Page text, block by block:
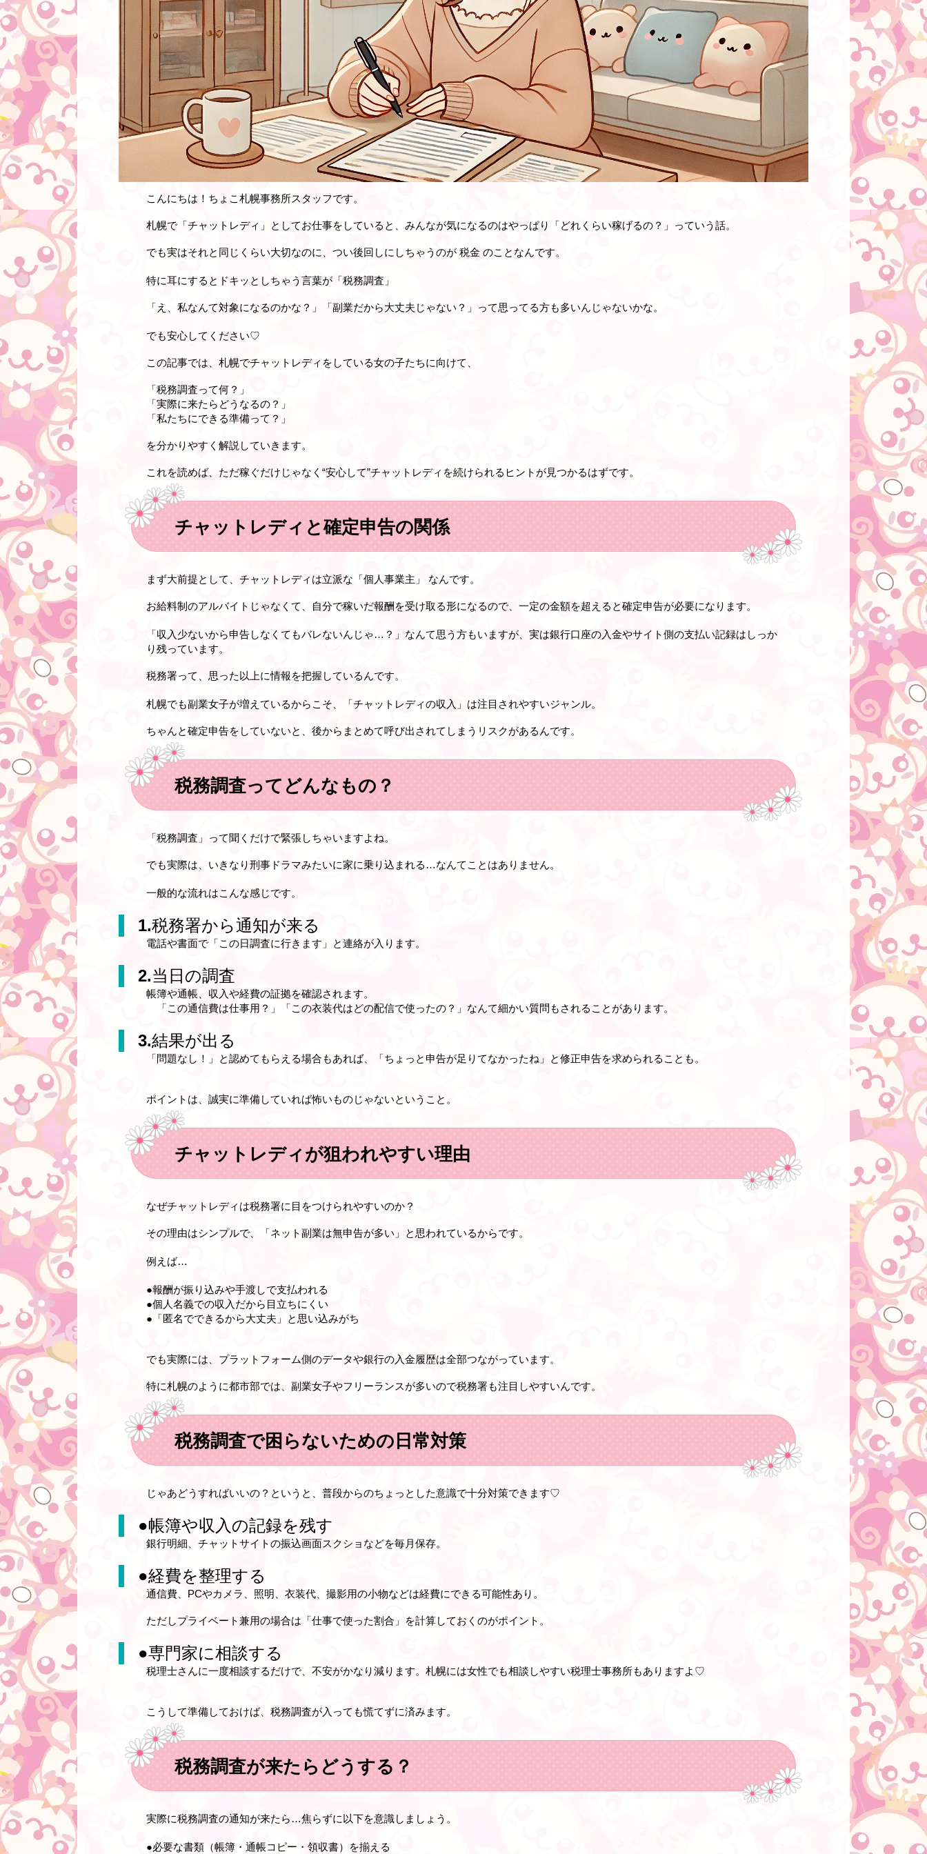
こんにちは！ちょこ札幌事務所スタッフです。
札幌で「チャットレディ」としてお仕事をしていると、みんなが気になるのはやっぱり「どれくらい稼げるの？」っていう話。
でも実はそれと同じくらい大切なのに、つい後回しにしちゃうのが 税金 のことなんです。
特に耳にするとドキッとしちゃう言葉が「税務調査」
「え、私なんて対象になるのかな？」「副業だから大丈夫じゃない？」って思ってる方も多いんじゃないかな。
でも安心してください♡
この記事では、札幌でチャットレディをしている女の子たちに向けて、
「税務調査って何？」
「実際に来たらどうなるの？」
「私たちにできる準備って？」
を分かりやすく解説していきます。
これを読めば、ただ稼ぐだけじゃなく“安心して”チャットレディを続けられるヒントが見つかるはずです。
チャットレディと確定申告の関係
まず大前提として、 チャットレディは立派な「個人事業主」 なんです。
お給料制のアルバイトじゃなくて、自分で稼いだ報酬を受け取る形になるので、一定の金額を超えると確定申告が必要になります。
「収入少ないから申告しなくてもバレないんじゃ…？」なんて思う方もいますが、実は銀行口座の入金やサイト側の支払い記録はしっか
り残っています。
税務署って、思った以上に情報を把握しているんです。
札幌でも副業女子が増えているからこそ、「チャットレディの収入」は注目されやすいジャンル。
ちゃんと確定申告をしていないと、後からまとめて呼び出されてしまうリスクがあるんです。
税務調査ってどんなもの？
「税務調査」って聞くだけで緊張しちゃいますよね。
でも実際は、いきなり刑事ドラマみたいに家に乗り込まれる…なんてことはありません。
一般的な流れはこんな感じです。
1.税務署から通知が来る
電話や書面で「この日調査に行きます」と連絡が入ります。
2.当日の調査
帳簿や通帳、収入や経費の証拠を確認されます。
「この通信費は仕事用？」「この衣装代はどの配信で使ったの？」なんて細かい質問もされることがあります。
3.結果が出る
「問題なし！」と認めてもらえる場合もあれば、「ちょっと申告が足りてなかったね」と修正申告を求められることも。
ポイントは、 誠実に準備していれば怖いものじゃないということ。
チャットレディが狙われやすい理由
なぜチャットレディは税務署に目をつけられやすいのか？
その理由はシンプルで、「ネット副業は無申告が多い」と思われているからです。
例えば…
●報酬が振り込みや手渡しで支払われる
●個人名義での収入だから目立ちにくい
●「匿名でできるから大丈夫」と思い込みがち
でも実際には、プラットフォーム側のデータや銀行の入金履歴は全部つながっています。
特に札幌のように都市部では、副業女子やフリーランスが多いので税務署も注目しやすいんです。
税務調査で困らないための日常対策
じゃあどうすればいいの？というと、普段からのちょっとした意識で十分対策できます♡
●帳簿や収入の記録を残す
銀行明細、チャットサイトの振込画面スクショなどを毎月保存。
●経費を整理する
通信費、PCやカメラ、照明、衣装代、撮影用の小物などは経費にできる可能性あり。
ただしプライベート兼用の場合は「仕事で使った割合」を計算しておくのがポイント。
●専門家に相談する
税理士さんに一度相談するだけで、不安がかなり減ります。札幌には女性でも相談しやすい税理士事務所もありますよ♡
こうして準備しておけば、税務調査が入っても慌てずに済みます。
税務調査が来たらどうする？
実際に税務調査の通知が来たら…焦らずに以下を意識しましょう。
●必要な書類（帳簿・通帳コピー・領収書）を揃える